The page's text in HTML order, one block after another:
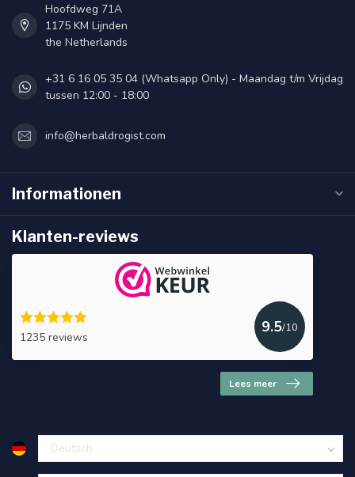
Hoofdweg 71A
1175 KM Lijnden
the Netherlands
+31 6 16 05 35 04 (Whatsapp Only) - Maandag t/m Vrijdag
tussen 12:00 - 18:00
info@herbaldrogist.com
Informationen
Klanten-reviews
1235 reviews
9.5/10
Lees meer